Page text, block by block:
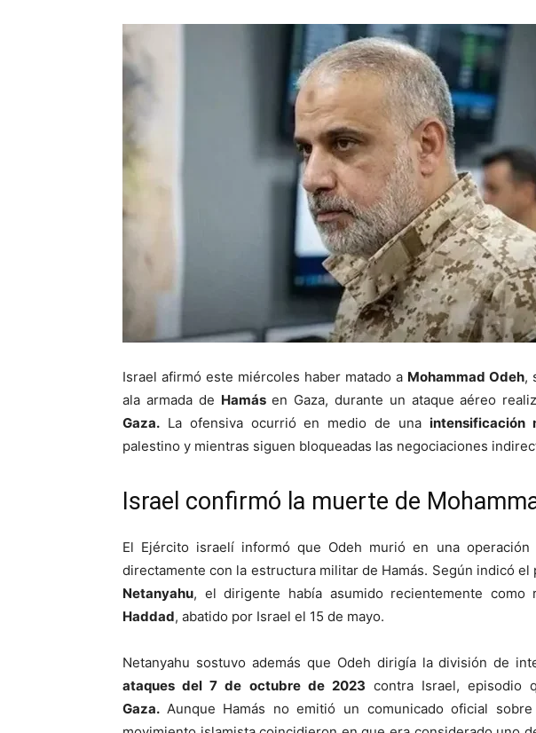
Israel afirmó este miércoles haber matado a Mohammad Odeh,
ala armada de Hamás en Gaza, durante un ataque aéreo
Gaza. La ofensiva ocurrió en medio de una intensificación
palestino y mientras siguen bloqueadas las negociaciones
Israel confirmó la muerte de
El Ejército israelí informó que Odeh murió en una
directamente con la estructura militar de Hamás. Según indicó
Netanyahu, el dirigente había asumido recientemente como
Haddad, abatido por Israel el 15 de mayo.
Netanyahu sostuvo además que Odeh dirigía la división de
ataques del 7 de octubre de 2023 contra Israel, episodio
Gaza. Aunque Hamás no emitió un comunicado oficial